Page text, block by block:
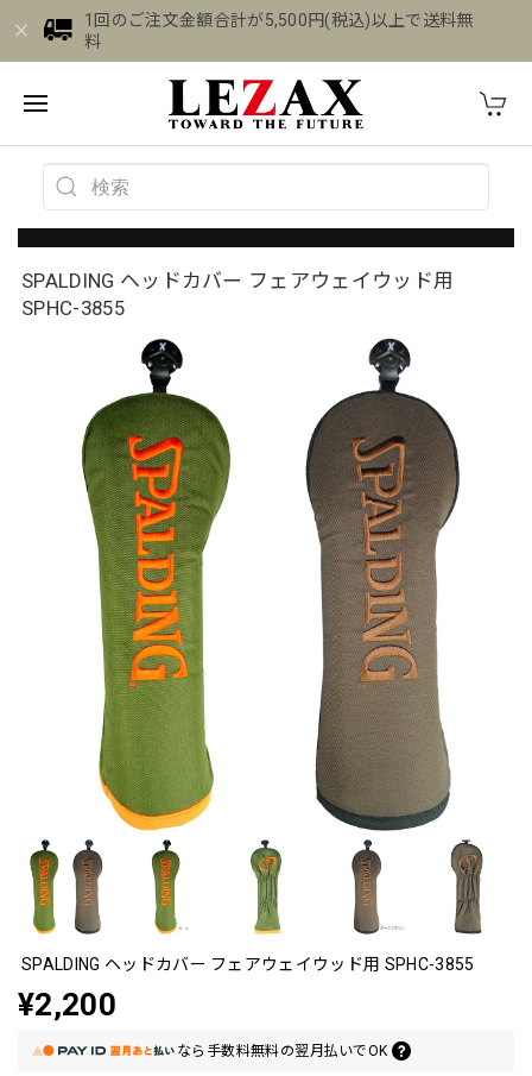
1回のご注文金額合計が5,500円(税込)以上で送料無
料
SPALDING ヘッドカバー フェアウェイウッド用
SPHC-3855
SPALDING ヘッドカバー フェアウェイウッド用 SPHC-3855
¥2,200
なら 手数料無料の翌月払いでOK